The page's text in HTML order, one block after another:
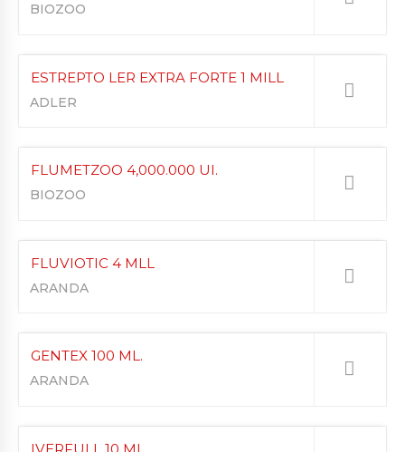
BIOZOO
ESTREPTO LER EXTRA FORTE 1 MILL
ADLER
FLUMETZOO 4,000.000 UI.
BIOZOO
FLUVIOTIC 4 MLL
ARANDA
GENTEX 100 ML.
ARANDA